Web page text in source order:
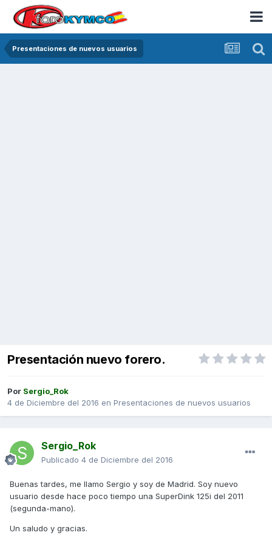
Presentaciones de nuevos usuarios
Presentación nuevo forero.
Por Sergio_Rok
4 de Diciembre del 2016 en Presentaciones de nuevos usuarios
Sergio_Rok
Publicado 4 de Diciembre del 2016
Buenas tardes, me llamo Sergio y soy de Madrid. Soy nuevo
usuario desde hace poco tiempo una SuperDink 125i del 2011
(segunda-mano).
Un saludo y gracias.